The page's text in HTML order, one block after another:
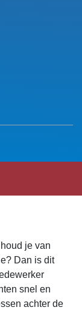
je van
Dan is dit
snel en
achter de